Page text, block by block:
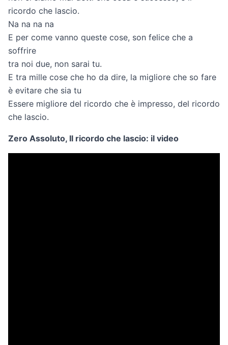
ricordo che lascio.
Na na na na
E per come vanno queste cose, son felice che a
soffrire
tra noi due, non sarai tu.
E tra mille cose che ho da dire, la migliore che so fare
è evitare che sia tu
Essere migliore del ricordo che è impresso, del ricordo
che lascio.
Zero Assoluto, Il ricordo che lascio: il video